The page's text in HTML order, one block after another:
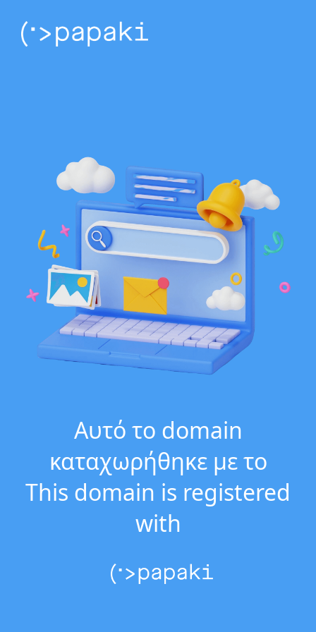
Αυτό το domain
καταχωρήθηκε με το
This domain is registered
with